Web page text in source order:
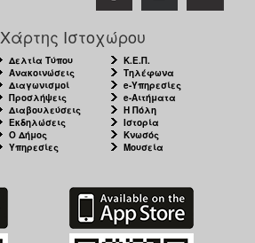
Χάρτης Ιστοχώρου
Δελτία Τύπου
Ανακοινώσεις
Διαγωνισμοί
Προσλήψεις
Διαβουλεύσεις
Εκδηλώσεις
Ο Δήμος
Υπηρεσίες
Κ.Ε.Π.
Τηλέφωνα
e-Υπηρεσίες
e-Αιτήματα
Η Πόλη
Ιστορία
Κνωσός
Μουσεία